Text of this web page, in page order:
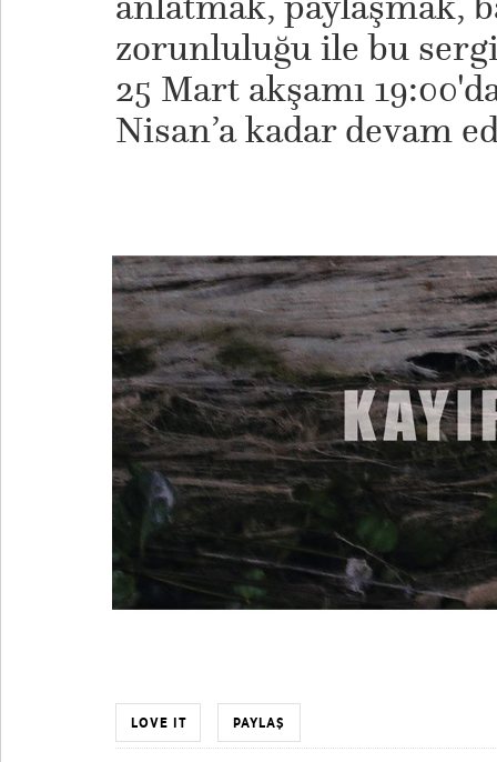
zorunluluğu ile bu
25 Mart akşamı
Nisan’a kadar devam
LOVE IT PAYLAŞ